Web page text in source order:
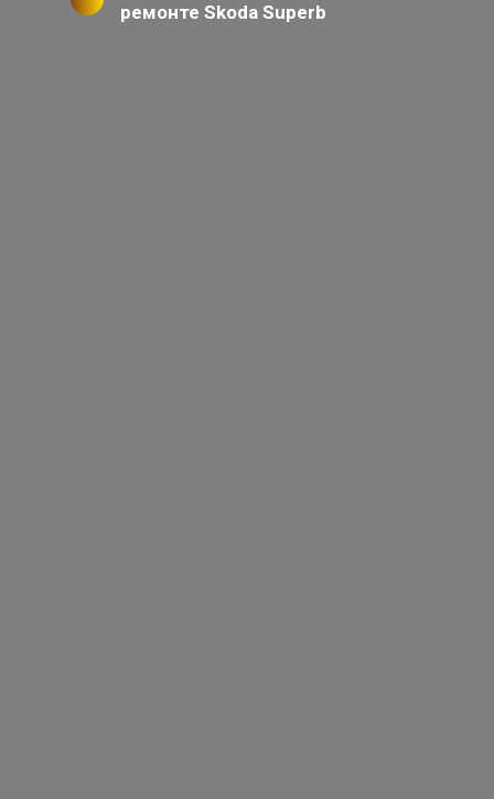
ремонте Skoda Superb